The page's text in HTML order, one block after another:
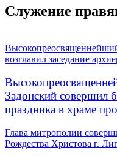
Служение
возглавил заседание
Задонский совершил
праздника в храме
Глава митрополии
Рождества Христова г.